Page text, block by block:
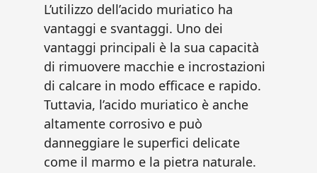
L’utilizzo dell’acido muriatico ha
vantaggi e svantaggi. Uno dei
vantaggi principali è la sua capacità
di rimuovere macchie e incrostazioni
di calcare in modo efficace e rapido.
Tuttavia, l’acido muriatico è anche
altamente corrosivo e può
danneggiare le superfici delicate
come il marmo e la pietra naturale.